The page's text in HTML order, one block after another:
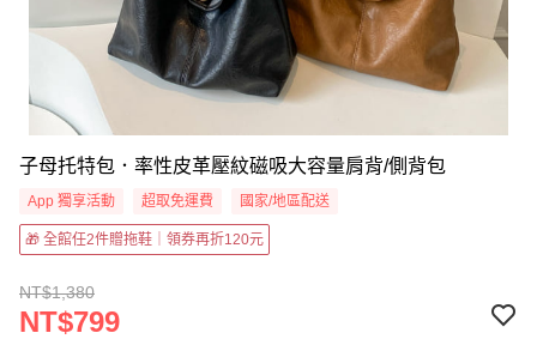
子母托特包．率性皮革壓紋磁吸大容量肩背/側背包
App 獨享活動 超取免運費 國家/地區配送
🎁 全館任2件贈拖鞋｜領券再折120元
NT$1,380
NT$799